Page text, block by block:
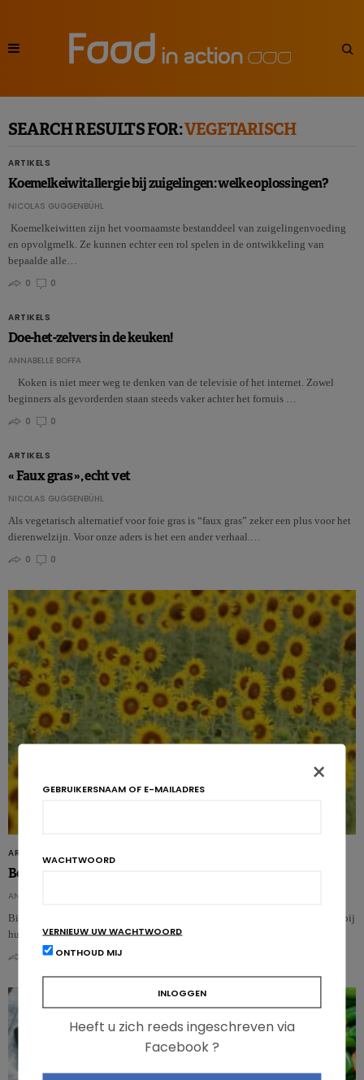
SEARCH RESULTS FOR:VEGETARISCH
ARTIKELS
Koemelkeiwitallergie bij zuigelingen: welke oplossingen?
NICOLAS GUGGENBÜHL
Koemelkeiwitten zijn het voornaamste bestanddeel van zuigelingenvoeding
en opvolgmelk. Ze kunnen echter een rol spelen in de ontwikkeling van
bepaalde alle…
0
0
ARTIKELS
Doe-het-zelvers in de keuken!
ANNABELLE BOFFA
Koken is niet meer weg te denken van de televisie of het internet. Zowel
beginners als gevorderden staan steeds vaker achter het fornuis …
0
0
ARTIKELS
« Faux gras », echt vet
NICOLAS GUGGENBÜHL
Als vegetarisch alternatief voor foie gras is “faux gras” zeker een plus voor het
dierenwelzijn. Voor onze aders is het een ander verhaal.…
0
0
ARTIKELS
Belgen gevoelig aan duurzame voeding?
ANNABELLE BOFFA
Bijna 60% van de ondervraagde Belgen overwegen de impact op het milieu bij
hun voedingsaankopen…
0
×
GEBRUIKERSNAAM OF E-MAILADRES
WACHTWOORD
VERNIEUW UW WACHTWOORD
ONTHOUD MIJ
Heeft u zich reeds ingeschreven via
Facebook ?